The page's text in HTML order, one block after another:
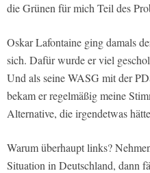
die Grünen für mich Teil des
Oskar Lafontaine ging damals
sich. Dafür wurde er viel
Und als seine WASG mit der
bekam er regelmäßig meine
Alternative, die irgendetwas
Warum überhaupt links?
Situation in Deutschland, dann